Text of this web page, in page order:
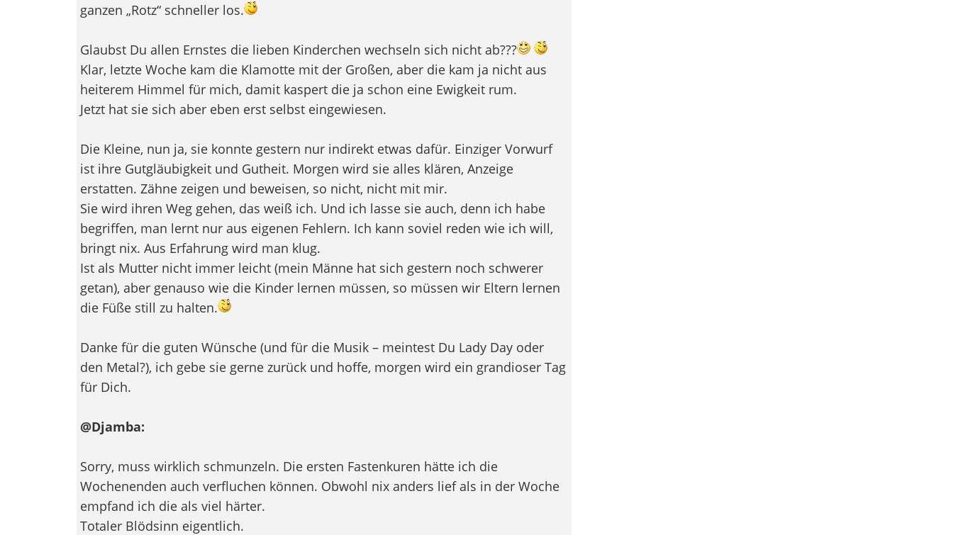
ganzen „Rotz“ schneller los.
Glaubst Du allen Ernstes die lieben Kinderchen wechseln sich nicht ab???
Klar, letzte Woche kam die Klamotte mit der Großen, aber die kam ja nicht aus
heiterem Himmel für mich, damit kaspert die ja schon eine Ewigkeit rum.
Jetzt hat sie sich aber eben erst selbst eingewiesen.
Die Kleine, nun ja, sie konnte gestern nur indirekt etwas dafür. Einziger Vorwurf
ist ihre Gutgläubigkeit und Gutheit. Morgen wird sie alles klären, Anzeige
erstatten. Zähne zeigen und beweisen, so nicht, nicht mit mir.
Sie wird ihren Weg gehen, das weiß ich. Und ich lasse sie auch, denn ich habe
begriffen, man lernt nur aus eigenen Fehlern. Ich kann soviel reden wie ich will,
bringt nix. Aus Erfahrung wird man klug.
Ist als Mutter nicht immer leicht (mein Männe hat sich gestern noch schwerer
getan), aber genauso wie die Kinder lernen müssen, so müssen wir Eltern lernen
die Füße still zu halten.
Danke für die guten Wünsche (und für die Musik – meintest Du Lady Day oder
den Metal?), ich gebe sie gerne zurück und hoffe, morgen wird ein grandioser Tag
für Dich.
@Djamba:
Sorry, muss wirklich schmunzeln. Die ersten Fastenkuren hätte ich die
Wochenenden auch verfluchen können. Obwohl nix anders lief als in der Woche
empfand ich die als viel härter.
Totaler Blödsinn eigentlich.